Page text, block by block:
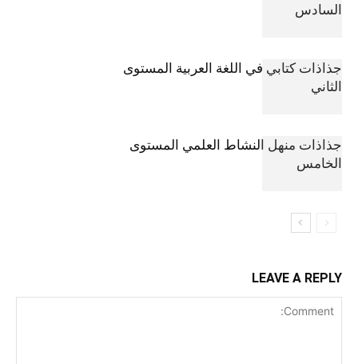
السادس
جذاذات كتابي في اللغة العربية المستوى
الثاني
جذاذات منهل النشاط العلمي المستوى
الخامس
LEAVE A REPLY